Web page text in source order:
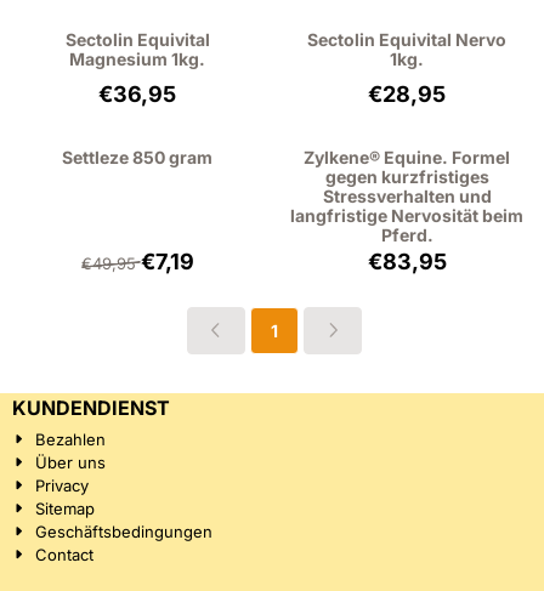
Sectolin Equivital
Magnesium 1kg.
Preis: 36,95, ohne MwSt.: 33,90
€36,95
Sectolin Equivital Nervo
1kg.
Preis: 28,95,
€28,95
Settleze 850 gram
Von 49,95 für 7,19, ohne MwSt.: 6,60
€49,95€7,19
Zylkene® Equine. Formel
gegen kurzfristiges
Stressverhalten und
langfristige Nervosität beim
Pferd.
Preis: 83,95,
€83,95
1
KUNDENDIENST
Bezahlen
Über uns
Privacy
Sitemap
Geschäftsbedingungen
Contact